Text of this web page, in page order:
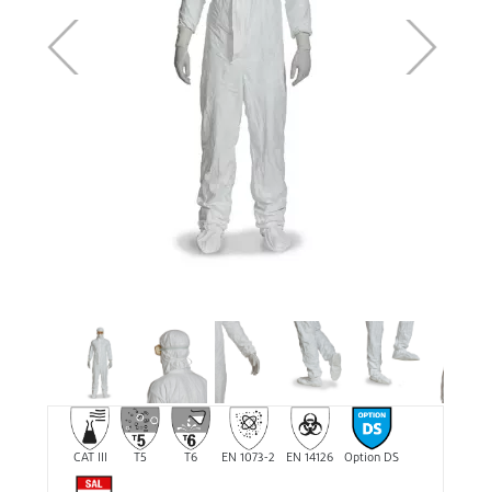
CAT III T5 T6 EN 1073-2 EN 14126 Option DS